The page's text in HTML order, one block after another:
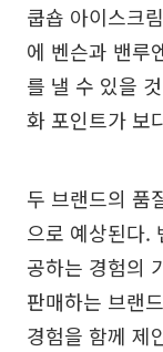
쿱숍 아이스크
에 벤슨과 밴루
를 낼 수 있을
화 포인트가 보
두 브랜드의 품
으로 예상된다.
공하는 경험의
판매하는 브랜
경험을 함께 제